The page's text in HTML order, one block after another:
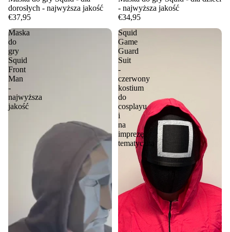
dorosłych - najwyższa jakość
€37,95
- najwyższa jakość
€34,95
Maska
do
gry
Squid
Front
Man
-
najwyższa
jakość
Squid
Game
Guard
Suit
-
czerwony
kostium
do
cosplayu
i
na
imprezę
tematyczną